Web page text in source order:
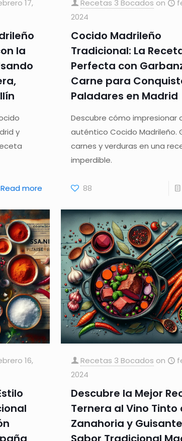
17,
la
y
Read more
Recetas 3 Bocados on
2024
Cocido Madrileño
Tradicional: La
Perfecta con
Carne para
Paladares en Madrid
Descubre cómo impresionar
auténtico Cocido Madrileño.
carnes y verduras en una
imperdible.
88
16,
Recetas 3 Bocados on
2024
Descubre la Mejor
Ternera al Vino Tinto
Zanahoria y